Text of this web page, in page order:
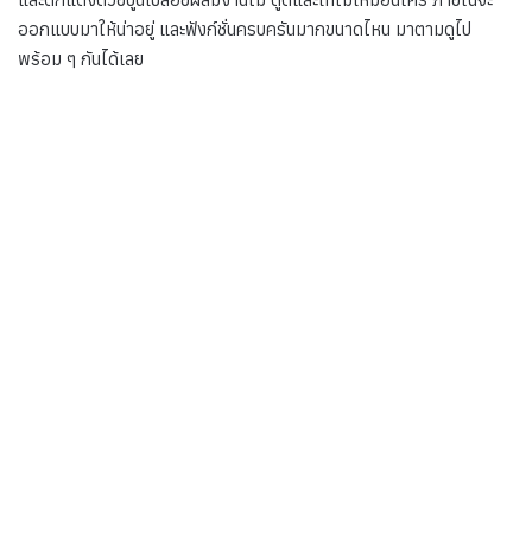
ออกแบบมาให้น่าอยู่ และฟังก์ชั่นครบครันมากขนาดไหน มาตามดูไป
พร้อม ๆ กันได้เลย